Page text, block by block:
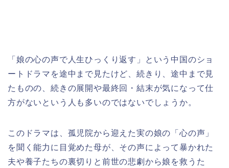
「娘の心の声で人生ひっくり返す」という中国のショ
ートドラマを途中まで見たけど、続き り、途中まで見
たものの、続きの展開や最終回・結末が気になって仕
方がないという人も多いのではないでしょうか。
このドラマは、孤児院から迎えた実の娘の「心の声」
を聞く能力に目覚めた母が、その声によって暴かれた
夫や養子たちの裏切りと前世の悲劇から娘を救うた